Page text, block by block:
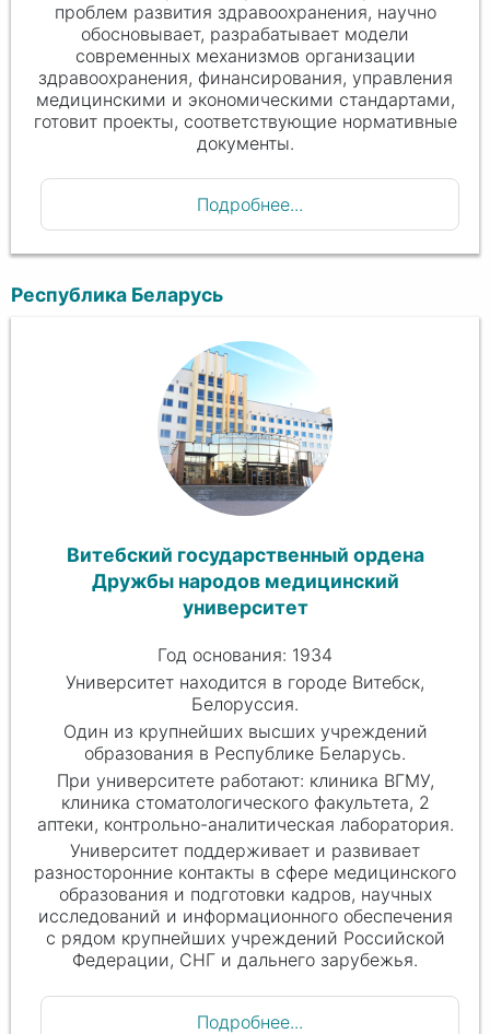
проблем развития здравоохранения, научно
обосновывает, разрабатывает модели
современных механизмов организации
здравоохранения, финансирования, управления
медицинскими и экономическими стандартами,
готовит проекты, соответствующие нормативные
документы.
Подробнее...
Республика Беларусь
Витебский государственный ордена
Дружбы народов медицинский
университет
Год основания: 1934
Университет находится в городе Витебск,
Белоруссия.
Один из крупнейших высших учреждений
образования в Республике Беларусь.
При университете работают: клиника ВГМУ,
клиника стоматологического факультета, 2
аптеки, контрольно-аналитическая лаборатория.
Университет поддерживает и развивает
разносторонние контакты в сфере медицинского
образования и подготовки кадров, научных
исследований и информационного обеспечения
с рядом крупнейших учреждений Российской
Федерации, СНГ и дальнего зарубежья.
Подробнее...